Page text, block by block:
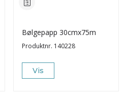
Bølgepapp 30cmx75m
Produktnr. 140228
Vis